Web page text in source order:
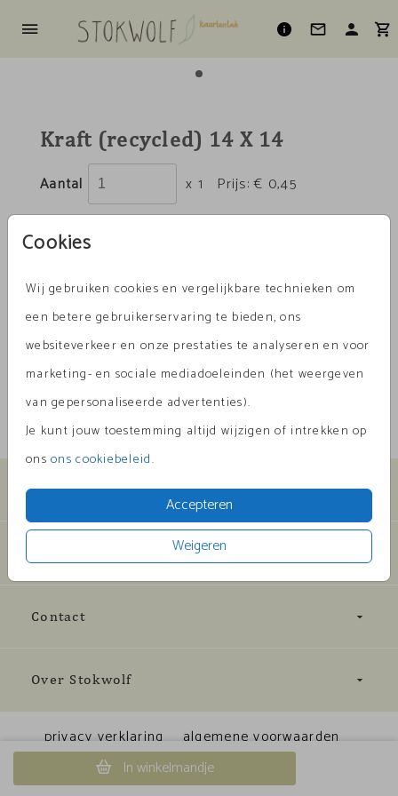
Cookies
Wij gebruiken cookies en vergelijkbare technieken om
een betere gebruikerservaring te bieden, ons
websiteverkeer en onze prestaties te analyseren en voor
marketing- en sociale mediadoeleinden (het weergeven
van gepersonaliseerde advertenties).
Je kunt jouw toestemming altijd wijzigen of intrekken op
onsons cookiebeleid.
Accepteren
Weigeren
Kraft (recycled) 14 X 14
Aantal x 1 Prijs:€ 0,45
In winkelmandje
Omschrijving
kraft (recycled) 14 x 14
Prijs:€ 0,45 per 1
Collectie
Contact
Over Stokwolf
privacy verklaring
algemene voorwaarden
Cookiebeleid
© 2023 Stokwolf